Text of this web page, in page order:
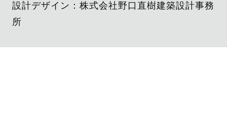
設計デザイン：株式会社野口直樹建築設計事務
所